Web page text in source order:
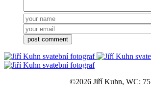
©2026 Jiří Kuhn, WC: 75